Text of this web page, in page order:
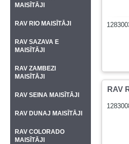
RAV
MAISĪTĀJI
RAV RIO MAISĪTĀJI
RAV SAZAVA E
MAISĪTĀJI
RAV ZAMBEZI
MAISĪTĀJI
RAV SEINA MAISĪTĀJI
RAV DUNAJ MAISĪTĀJI
RAV COLORADO
MAISĪTĀJI